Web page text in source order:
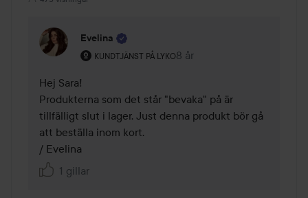
Evelina
KUNDTJÄNST PÅ LYKO
Användarens roll: Kundtjänst på Lyko.
8 år
Kommentaren lades 8 år
Hej Sara!
Produkterna som det står "bevaka" på är
tillfälligt slut i lager. Just denna produkt bör gå
att beställa inom kort.
/ Evelina
1 gillar